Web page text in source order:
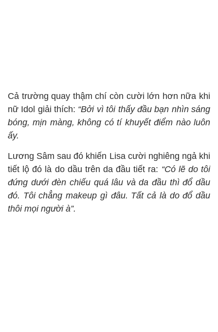
Cả trường quay thậm chí còn cười lớn hơn nữa khi
nữ Idol giải thích: “Bởi vì tôi thấy đầu bạn nhìn sáng
bóng, mịn màng, không có tí khuyết điểm nào luôn
ấy.
Lương Sâm sau đó khiến Lisa cười nghiêng ngả khi
tiết lộ đó là do dầu trên da đầu tiết ra: “Có lẽ do tôi
đứng dưới đèn chiếu quá lâu và da đầu thì đổ dầu
đó. Tôi chẳng makeup gì đâu. Tất cả là do đổ dầu
thôi mọi người à”.